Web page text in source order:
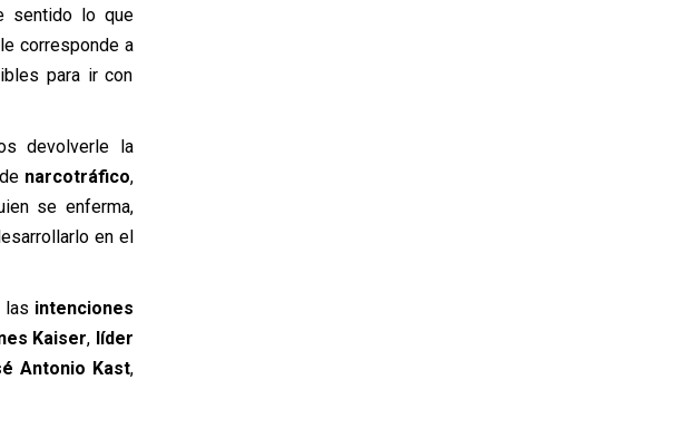
sentido lo que
corresponde a
para ir con
devolverle la
narcotráfico,
se enferma,
en el
las intenciones
Kaiser, líder
Antonio Kast,